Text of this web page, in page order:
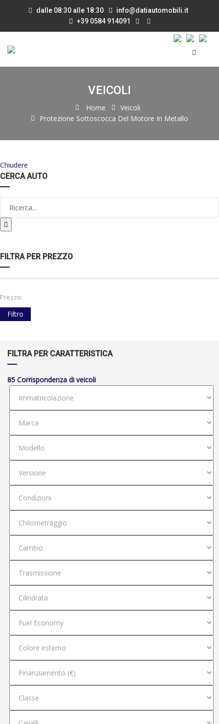
dalle 08:30 alle 18:30
info@datiautomobili.it
+39 0584 914091
VEICOLI
Home
Veicoli
Protezione Sottoscocca Del Motore In Metallo
Chiudere
CERCA AUTO
FILTRA PER PREZZO
Prezzo:
Filtro
FILTRA PER CARATTERISTICA
85 Corrispondenza di veicoli